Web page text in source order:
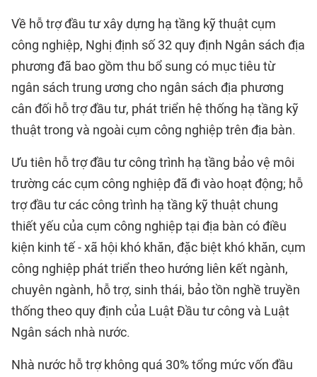
Về hỗ trợ đầu tư xây dựng hạ tầng kỹ thuật cụm
công nghiệp, Nghị định số 32 quy định Ngân sách địa
phương đã bao gồm thu bổ sung có mục tiêu từ
ngân sách trung ương cho ngân sách địa phương
cân đối hỗ trợ đầu tư, phát triển hệ thống hạ tầng kỹ
thuật trong và ngoài cụm công nghiệp trên địa bàn.
Ưu tiên hỗ trợ đầu tư công trình hạ tầng bảo vệ môi
trường các cụm công nghiệp đã đi vào hoạt động; hỗ
trợ đầu tư các công trình hạ tầng kỹ thuật chung
thiết yếu của cụm công nghiệp tại địa bàn có điều
kiện kinh tế - xã hội khó khăn, đặc biệt khó khăn, cụm
công nghiệp phát triển theo hướng liên kết ngành,
chuyên ngành, hỗ trợ, sinh thái, bảo tồn nghề truyền
thống theo quy định của Luật Đầu tư công và Luật
Ngân sách nhà nước.
Nhà nước hỗ trợ không quá 30% tổng mức vốn đầu